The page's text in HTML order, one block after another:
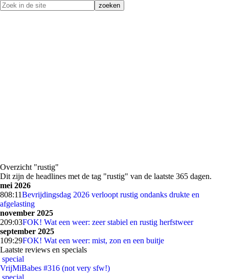
Overzicht "rustig"
Dit zijn de headlines met de tag "rustig" van de laatste 365 dagen.
mei 2026
808:11Bevrijdingsdag 2026 verloopt rustig ondanks drukte en
afgelasting
november 2025
209:03FOK! Wat een weer: zeer stabiel en rustig herfstweer
september 2025
109:29FOK! Wat een weer: mist, zon en een buitje
Laatste reviews en specials
special
VrijMiBabes #316 (not very sfw!)
special